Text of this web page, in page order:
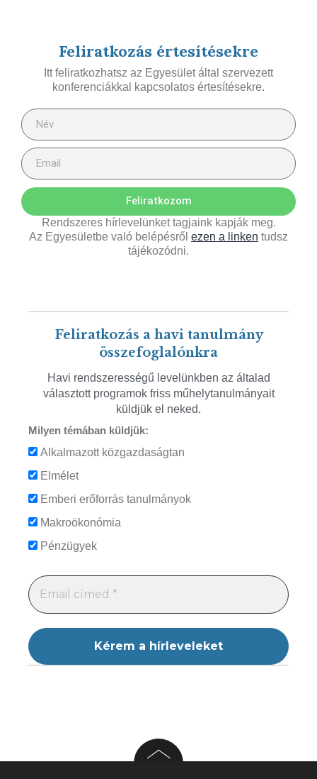
Feliratkozás értesítésekre
Itt feliratkozhatsz az Egyesület által szervezett
konferenciákkal kapcsolatos értesítésekre.
Feliratkozom
Rendszeres hírlevelünket tagjaink kapják meg.
Az Egyesületbe való belépésről ezen a linken tudsz
tájékozódni.
Feliratkozás a havi tanulmány
összefoglalónkra
Havi rendszerességű levelünkben az általad
választott programok friss műhelytanulmányait
küldjük el neked.
Milyen témában küldjük:
Alkalmazott közgazdaságtan
Elmélet
Emberi erőforrás tanulmányok
Makroökonómia
Pénzügyek